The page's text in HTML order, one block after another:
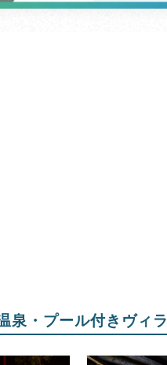
泉・プール付きヴィラ